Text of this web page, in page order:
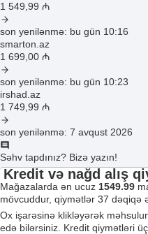
1 549 ,99 ₼
son yenilənmə: bu gün 10:16
smarton.az
1 699 ,00 ₼
son yenilənmə: bu gün 10:23
irshad.az
1 749 ,99 ₼
son yenilənmə: 7 avqust 2026
Səhv tapdınız? Bizə yazın!
Kredit və nağd alış
Mağazalarda ən ucuz 1549.99
mövcuddur, qiymətlər 37 dəqiqə
Ox işarəsinə klikləyərək
edə bilərsiniz. Kredit qiymətləri